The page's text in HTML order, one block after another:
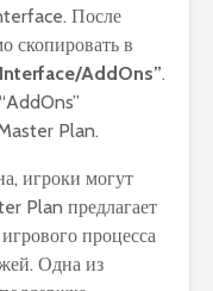
После
скопировать в
AddOns”.
Plan.
игроки могут
Plan предлагает
процесса
Одна из